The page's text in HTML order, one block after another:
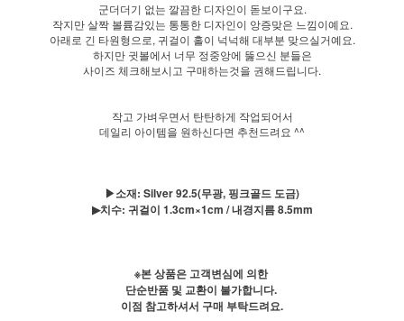
군더더기 없는 깔끔한 디자인이 돋보이구요.
작지만 살짝 볼륨감있는 통통한 디자인이 앙증맞은 느낌이예요.
아래로 긴 타원형으로, 귀걸이 홀이 넉넉해 대부분 맞으실거예요.
하지만 귓볼에서 너무 정중앙에 뚫으신 분들은
사이즈 체크해보시고 구매하는것을 권해드립니다.
작고 가벼우면서 탄탄하게 작업되어서
데일리 아이템을 원하신다면 추천드려요 ^^
▶소재: Silver 92.5(무광, 핑크골드 도금)
▶치수: 귀걸이 1.3cm×1cm / 내경지름 8.5mm
※본 상품은 고객변심에 의한
단순반품 및 교환이 불가합니다.
이점 참고하셔서 구매 부탁드려요.